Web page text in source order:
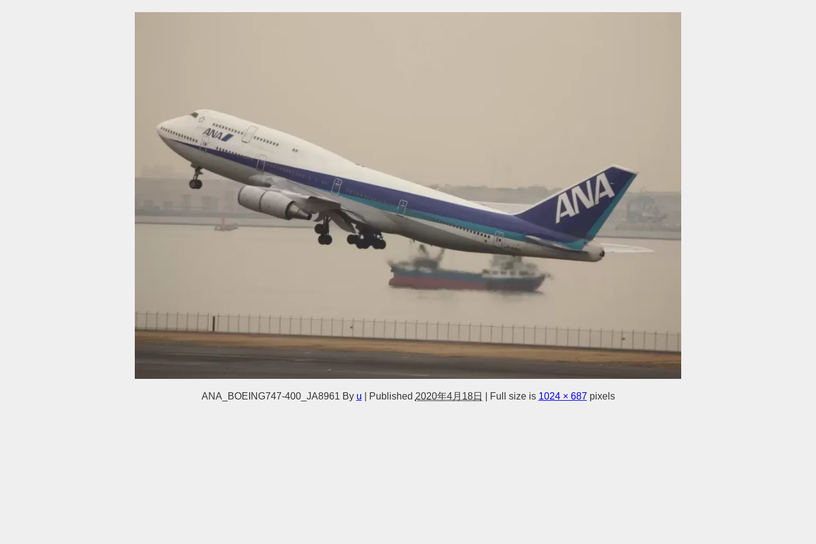
ANA_BOEING747-400_JA8961 By u Published 2020年4月18日 Full size is 1024 × 687 pixels